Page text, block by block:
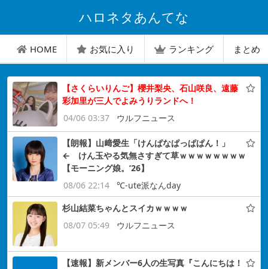
ハロネタあんてな
HOME お気に入り ランキング まとめ
【さくらいりんご】櫻井梨央、石山咲良、遠藤
彩加里が三人でよみうりランドへ！
04/06 03:37
ウルフニュース
【朗報】山﨑愛生「けんぱなぱっぱぱん！」
← けん玉やる気無さすぎて草ｗｗｗｗｗｗｗｗ
【モーニング娘。’26】
08/06 22:14
℃-ute派なんday
杉山結菜ちゃんとスイカｗｗｗｗ
08/07 05:49
ウルフニュース
【速報】新メンバー6人の生写真『こんにちは！